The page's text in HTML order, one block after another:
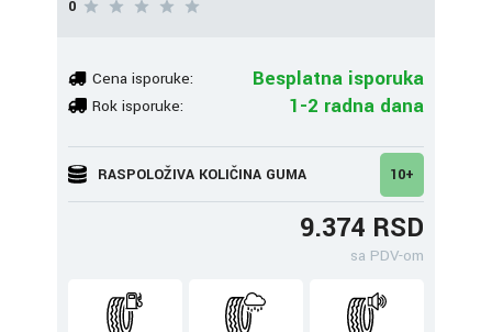
0
Cena isporuke: Besplatna isporuka
Rok isporuke: 1-2 radna dana
RASPOLOŽIVA KOLIČINA GUMA 10+
9.374 RSD
sa PDV-om